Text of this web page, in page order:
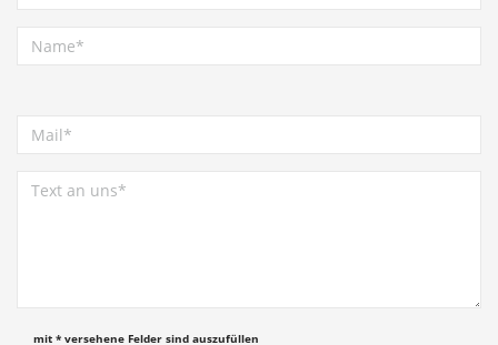
mit * versehene Felder sind auszufüllen